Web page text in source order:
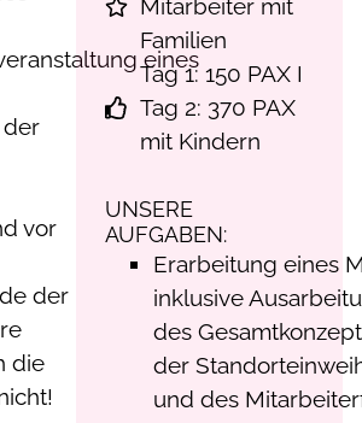
eines
der
vor
der
die
Mitarbeiter mit
Familien
Tag 1: 150 PAX I
Tag 2: 370 PAX
mit Kindern
UNSERE
AUFGABEN:
Erarbeitung eines
inklusive
des
der
und des